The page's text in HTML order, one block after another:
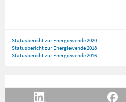
Statusbericht zur Energiewende 2020
Statusbericht zur Energiewende 2018
Statusbericht zur Energiewende 2016